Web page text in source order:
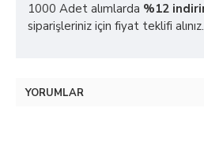
1000 Adet alımlarda %12
siparişleriniz için fiyat teklifi alınız.
YORUMLAR